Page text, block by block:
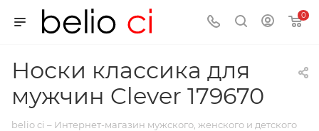
0
Носки классика для
мужчин Clever 179670
belio ci – Интернет-магазин мужского, женского и детского